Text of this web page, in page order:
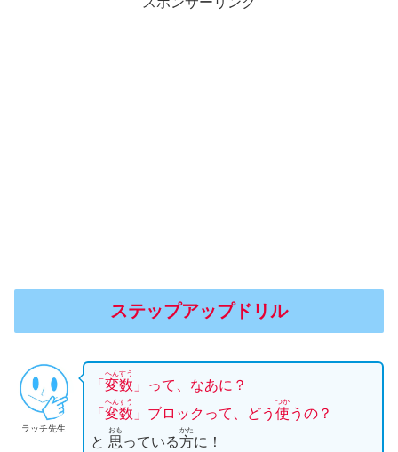
ステップアップドリル
ラッチ先生
「 変数
へんすう
」って、なあに？
「 変数
へんすう
」ブロックって、どう 使
つか
うの？
と 思
おも
っている方
かた
に！